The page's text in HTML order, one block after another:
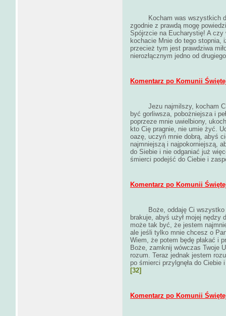
Kocham was wszystkich
zgodnie z prawdą mogę
Spójrzcie na Eucharystię! A
kochacie Mnie do tego stopnia,
przecież tym jest prawdziwa
nierozłącznym jedno od
Komentarz po Komunii
Jezu najmilszy, kocham
być gorliwsza, pobożniejsza i
poprzeze mnie uwielbiony,
kto Cię pragnie, nie umie żyć.
oazę, uczyń mnie dobrą, abyś
najmniejszą i najpokorniejszą,
do Siebie i nie odganiać już
śmierci podejść do Ciebie i
Komentarz po Komunii
Boże, oddaję Ci
brakuje, abyś użył mojej nędzy
może tak być, że jestem
ale jeśli tylko mnie chcesz o
Wiem, że potem będę płakać i
Boże, zamknij wówczas Twoje
rozum. Teraz jednak jestem
po śmierci przylgnęła do Ciebie
[32]
Komentarz po Komunii